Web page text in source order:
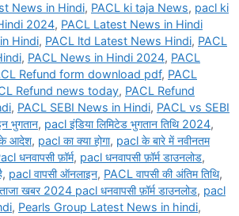
News in Hindi, PACL ki taja News, pacl ki
2024, PACL Latest News in Hindi
Hindi, PACL ltd Latest News Hindi, PACL
, PACL News in Hindi 2024, PACL
Refund form download pdf, PACL
Refund news today, PACL Refund
, PACL SEBI News in Hindi, PACL vs SEBI
भुगतान, pacl इंडिया लिमिटेड भुगतान तिथि 2024,
के आदेश, pacl का क्या होगा, pacl के बारे में नवीनतम
धनवापसी फ़ॉर्म, pacl धनवापसी फ़ॉर्म डाउनलोड,
, pacl वापसी ऑनलाइन, PACL वापसी की अंतिम तिथि,
खबर 2024 pacl धनवापसी फ़ॉर्म डाउनलोड, pacl
, Pearls Group Latest News in hindi,